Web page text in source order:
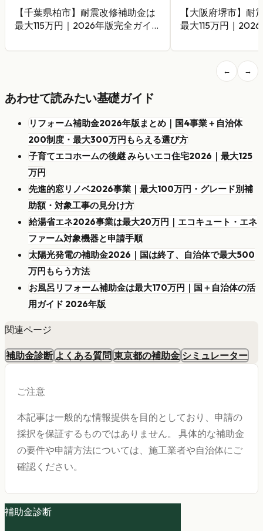
【千葉県柏市】耐震改修補助金は
最大115万円｜2026年版完全ガイ
【大阪府堺市】耐
最大115万円｜
← →
あわせて読みたい基礎ガイド
リフォーム補助金2026年版まとめ｜国4事業＋自治体
200制度・最大300万円もらえる選び方
子育てエコホームの後継 みらいエコ住宅2026｜最大125
万円
先進的窓リノベ2026事業｜最大100万円・グレード別補
助額・対象工事の見分け方
給湯省エネ2026事業は最大20万円｜エコキュート・エネ
ファーム対象機器と申請手順
太陽光発電の補助金2026｜国は終了、自治体で最大500
万円もらう方法
お風呂リフォーム補助金は最大170万円｜国＋自治体の活
用ガイド 2026年版
関連ページ
補助金診断 よくある質問 東京都の補助金 シミュレーター
ご注意
本記事は一般的な情報提供を目的としており、申請の
採択を保証するものではありません。 具体的な補助金
の要件や申請方法については、施工業者や自治体にご
確認ください。
補助金診断